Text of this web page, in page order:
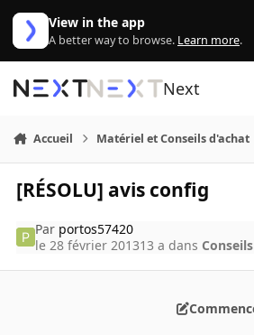
Aller au contenu
View in the app
A better way to browse. Learn more.
Next
Accueil Matériel et Conseils d'achat
[RÉSOLU] avis config
Par portos57420
le 28 février 201313 a dans